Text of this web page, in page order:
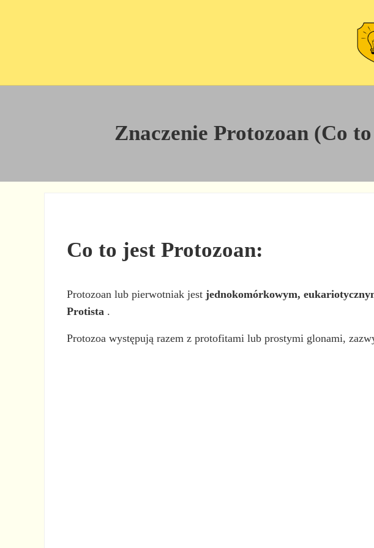
Znaczenie Protozoan (Co
Co to jest Protozoan:
Protozoan lub pierwotniak jestjednokomórkowym,
Protista .
Protozoa występują razem z protofitami lub prostymi glonami,